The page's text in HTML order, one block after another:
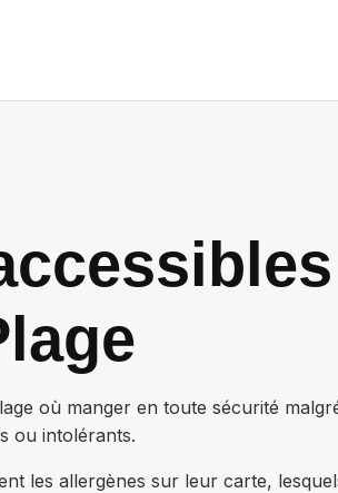
où manger en toute sécurité
ou intolérants.
les allergènes sur leur carte,